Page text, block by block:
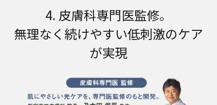
4. 皮膚科専門医監修。
無理なく続けやすい低刺激のケア
が実現